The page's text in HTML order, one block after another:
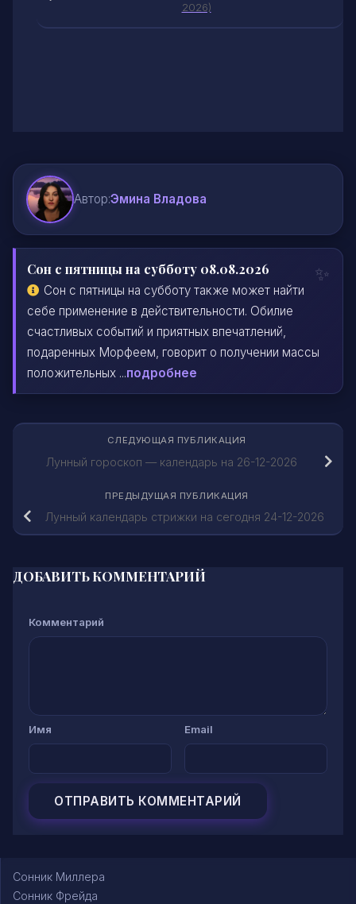
2026)
Автор:Эмина Владова
Сон с пятницы на субботу 08.08.2026
Сон с пятницы на субботу также может найти
себе применение в действительности. Обилие
счастливых событий и приятных впечатлений,
подаренных Морфеем, говорит о получении массы
положительных ...подробнее
СЛЕДУЮЩАЯ ПУБЛИКАЦИЯ
Лунный гороскоп — календарь на 26-12-2026
ПРЕДЫДУЩАЯ ПУБЛИКАЦИЯ
Лунный календарь стрижки на сегодня 24-12-2026
ДОБАВИТЬ КОММЕНТАРИЙ
Комментарий
Имя Email
Сонник Миллера
Сонник Фрейда